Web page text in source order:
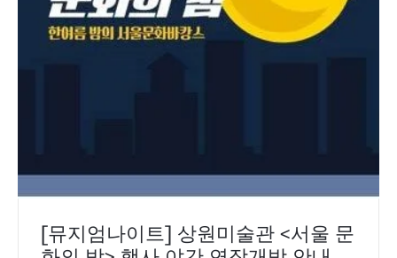
[뮤지엄나이트] 상원미술관 <서울 문